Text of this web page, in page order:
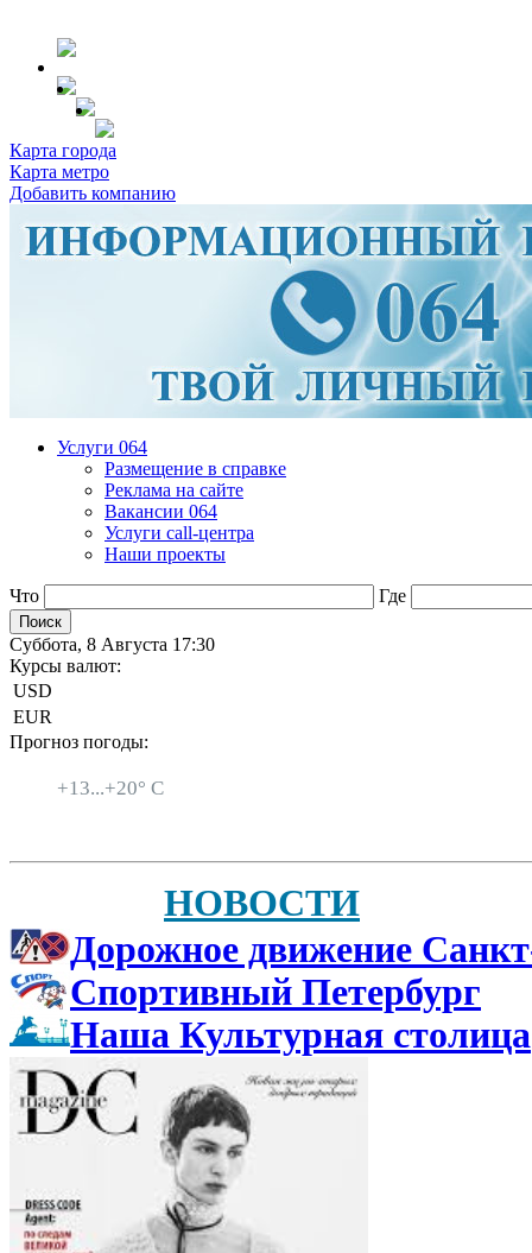
Карта города
Карта метро
Добавить компанию
Услуги 064
Размещение в справке
Реклама на сайте
Вакансии 064
Услуги call-центра
Наши проекты
Что Где
Суббота, 8 Августа 17:30
Курсы валют:
USD
EUR
Прогноз погоды:
+13...+20° C
НОВОСТИ
Дорожное движение
Спортивный Петербург
Наша Культурная столица